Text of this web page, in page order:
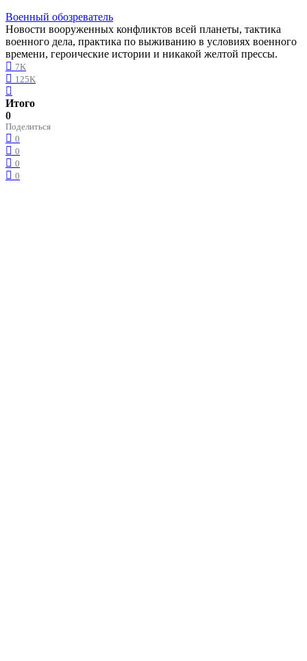
Военный обозреватель
Новости вооруженных конфликтов всей планеты, тактика
военного дела, практика по выживанию в условиях военного
времени, героические истории и никакой желтой прессы.
7K
125K
Итого
0
Поделиться
0
0
0
0